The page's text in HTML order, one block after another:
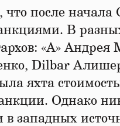
что после
В
«A»
Dilbar
яхта
Однако
западных